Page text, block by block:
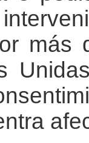
más